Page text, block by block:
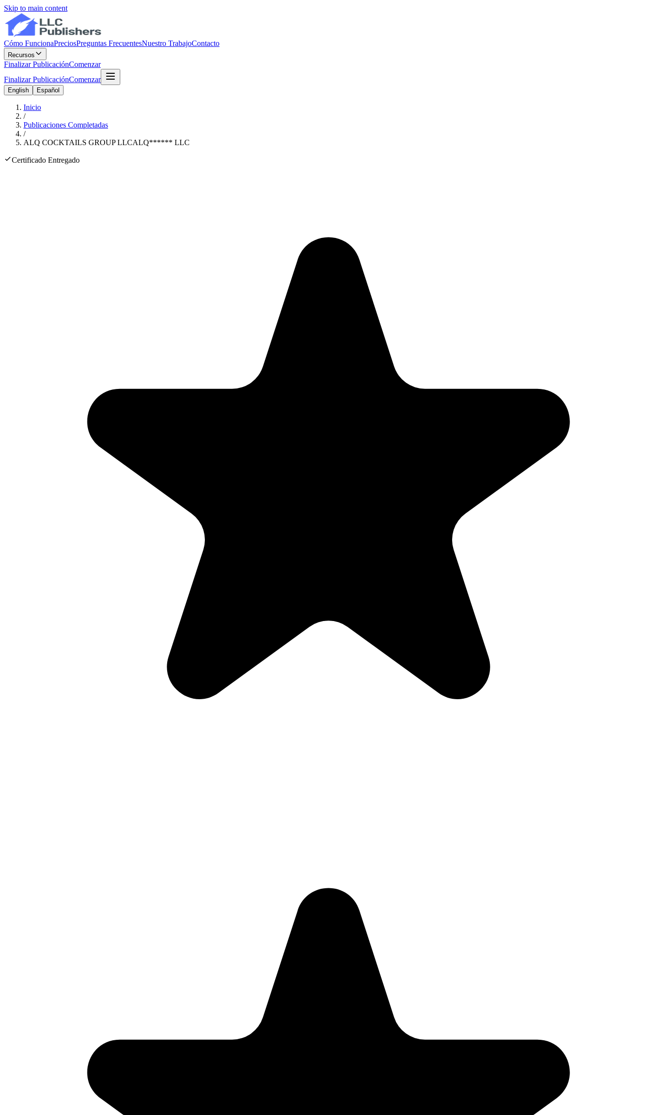
Skip to main content
Cómo FuncionaPreciosPreguntas FrecuentesNuestro TrabajoContacto
Recursos
Finalizar PublicaciónComenzar
Finalizar PublicaciónComenzar
English Español
Inicio
/
Publicaciones Completadas
/
ALQ COCKTAILS GROUP LLCALQ****** LLC
Certificado Entregado